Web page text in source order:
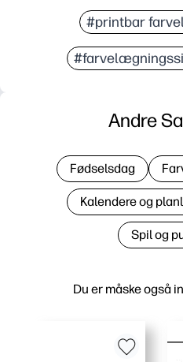
#printbar
Du er måske også
Andre
Fødselsdag
Kalendere og
Spil og